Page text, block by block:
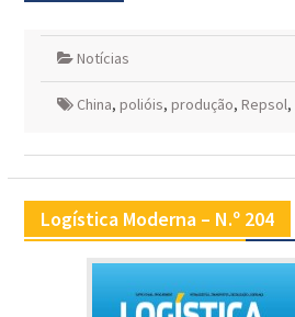
Notícias
China, polióis, produção, Repsol,
Logística Moderna – N.º 204